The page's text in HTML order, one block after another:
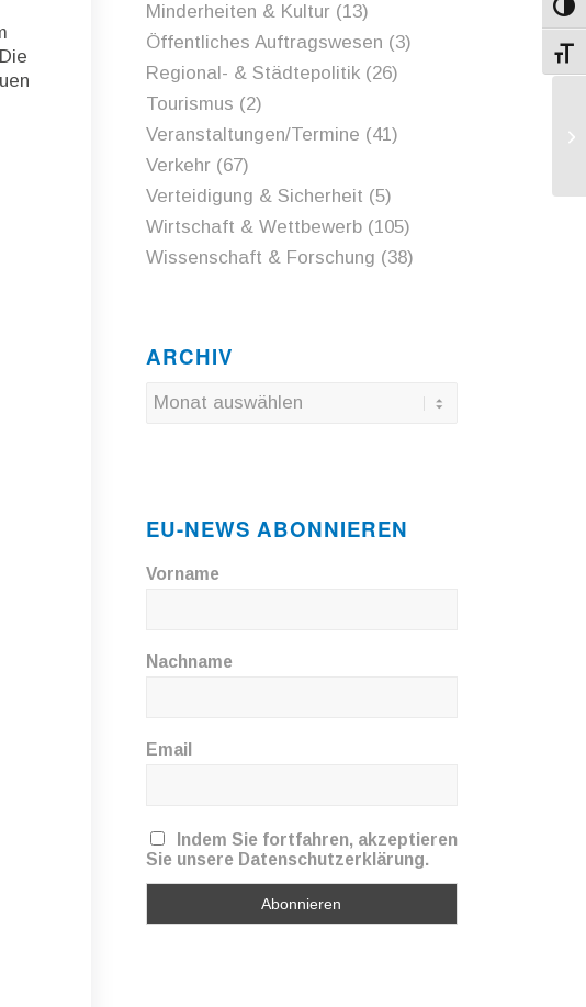
Minderheiten & Kultur(13)
Öffentliches Auftragswesen (3)
Regional- & Städtepolitik(26)
Tourismus (2)
Veranstaltungen/Termine (41)
Verkehr(67)
Verteidigung & Sicherheit (5)
Wirtschaft & Wettbewerb(105)
Wissenschaft & Forschung (38)
ARCHIV
EU-NEWS ABONNIEREN
Vorname
Nachname
Email
Indem Sie fortfahren, akzeptieren
Sie unsere Datenschutzerklärung.